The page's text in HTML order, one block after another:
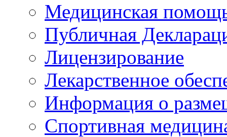
Медицинская
Публичная
Лицензирование
Лекарственное
Информация о
Спортивная